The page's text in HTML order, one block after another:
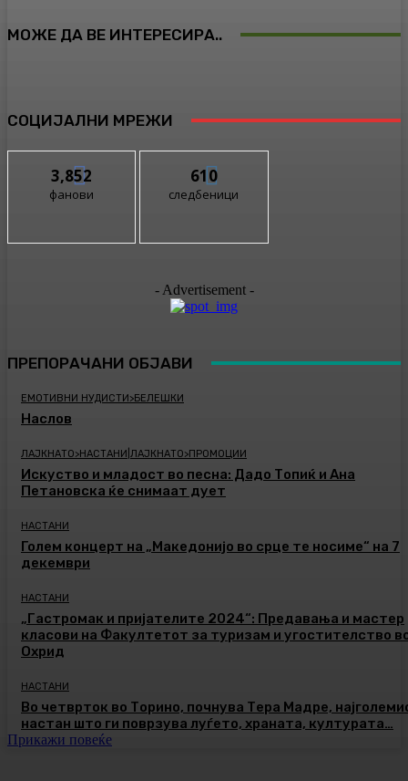
МОЖЕ ДА ВЕ ИНТЕРЕСИРА..
СОЦИЈАЛНИ МРЕЖИ
3,852
фанови
610
следбеници
- Advertisement -
ПРЕПОРАЧАНИ ОБЈАВИ
ЕМОТИВНИ НУДИСТИ>БЕЛЕШКИ
Наслов
ЛАЈКНАТО>НАСТАНИ|ЛАЈКНАТО>ПРОМОЦИИ
Искуство и младост во песна: Дадо Топиќ и Ана
Петановска ќе снимаат дует
НАСТАНИ
Голем концерт на „Македонијо во срце те носиме“ на 7
декември
НАСТАНИ
„Гастромак и пријателите 2024“: Предавања и мастер
класови на Факултетот за туризам и угостителство
Охрид
НАСТАНИ
Во четврток во Торино, почнува Тера Мадре,
настан што ги поврзува луѓето, храната, културата…
Прикажи повеќе